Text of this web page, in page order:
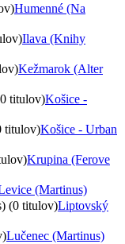
Humenné (Na
Ilava (Knihy
Kežmarok (Alter
titulov)Košice -
titulov)Košice - Urban
Krupina (Ferove
(Martinus)
(0 titulov)Liptovský
Lučenec (Martinus)